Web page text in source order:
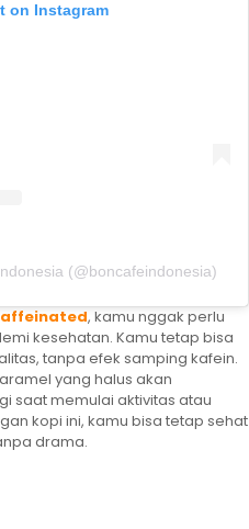
on Instagram
(@boncafeindonesia)
, kamu nggak perlu
kesehatan. Kamu tetap bisa
tanpa efek samping kafein.
yang halus akan
saat memulai aktivitas atau
kopi ini, kamu bisa tetap sehat
drama.